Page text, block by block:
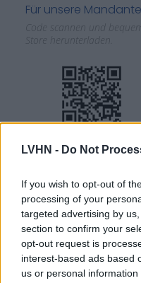
LVHN - Do Not
If you wish to opt-out of
processing of your
targeted advertising by
section to confirm your
opt-out request is
interest-based ads based
us or personal
Für unsere
Code scannen und
Store herunterladen.